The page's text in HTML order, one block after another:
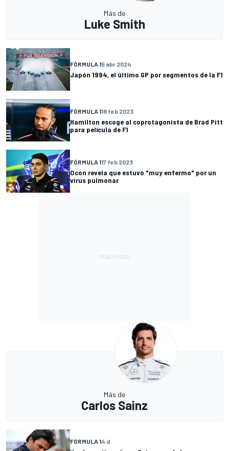
Más de
Luke Smith
FÓRMULA 15 abr 2024
Japón 1994, el último GP por segmentos de la F1
FÓRMULA 118 feb 2023
Hamilton escoge al coprotagonista de Brad Pitt
para película de F1
FÓRMULA 117 feb 2023
Ocon revela que estuvo "muy enfermo" por un
virus pulmonar
Más de
Carlos Sainz
FÓRMULA 14 d